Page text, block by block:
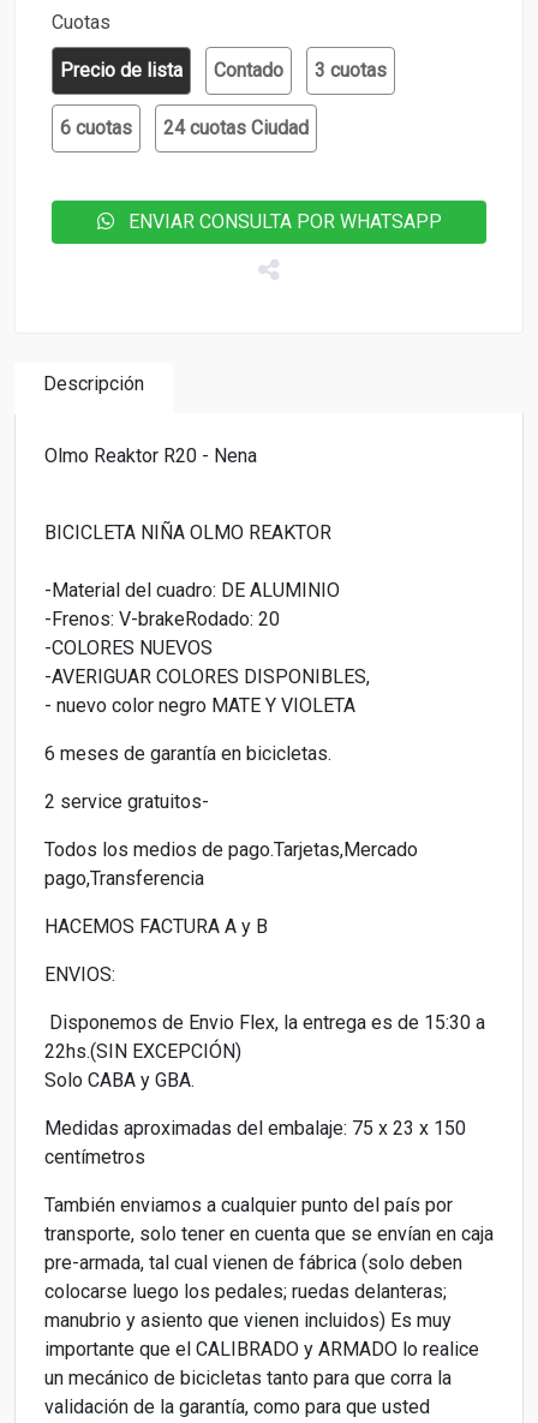
Cuotas
Precio de lista Contado 3 cuotas
6 cuotas 24 cuotas Ciudad
ENVIAR CONSULTA POR WHATSAPP
Descripción
Olmo Reaktor R20 - Nena
BICICLETA NIÑA OLMO REAKTOR
-Material del cuadro: DE ALUMINIO
-Frenos: V-brakeRodado: 20
-COLORES NUEVOS
-AVERIGUAR COLORES DISPONIBLES,
- nuevo color negro MATE Y VIOLETA
6 meses de garantía en bicicletas.
2 service gratuitos-
Todos los medios de pago.Tarjetas,Mercado
pago,Transferencia
HACEMOS FACTURA A y B
ENVIOS:
Disponemos de Envio Flex, la entrega es de 15:30 a
22hs.(SIN EXCEPCIÓN)
Solo CABA y GBA.
Medidas aproximadas del embalaje: 75 x 23 x 150
centímetros
También enviamos a cualquier punto del país por
transporte, solo tener en cuenta que se envían en caja
pre-armada, tal cual vienen de fábrica (solo deben
colocarse luego los pedales; ruedas delanteras;
manubrio y asiento que vienen incluidos) Es muy
importante que el CALIBRADO y ARMADO lo realice
un mecánico de bicicletas tanto para que corra la
validación de la garantía, como para que usted